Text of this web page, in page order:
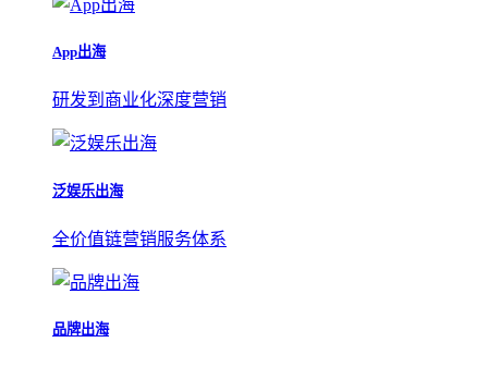
App出海
研发到商业化深度营销
泛娱乐出海
全价值链营销服务体系
品牌出海